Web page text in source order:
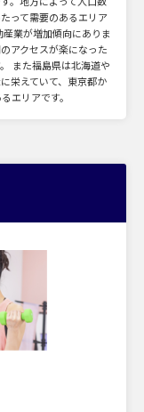
って需要のあるエリア
業が増加傾向にありま
アクセスが楽になった
また福島県は北海道や
栄えていて、東京都か
エリアです。